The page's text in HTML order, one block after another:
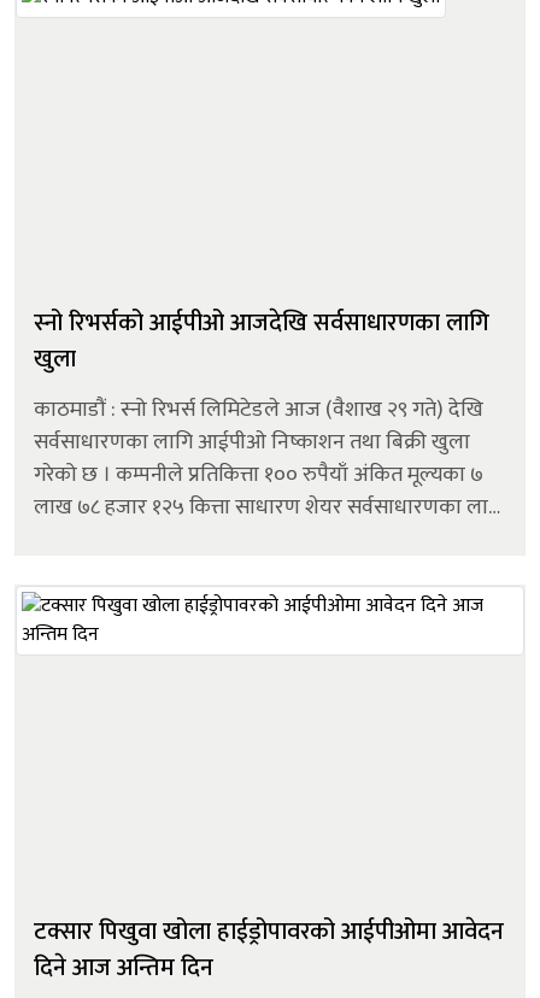
स्नो रिभर्सको आईपीओ आजदेखि सर्वसाधारणका लागि
खुला
काठमाडौं : स्नो रिभर्स लिमिटेडले आज (वैशाख २९ गते) देखि
सर्वसाधारणका लागि आईपीओ निष्काशन तथा बिक्री खुला
गरेको छ । कम्पनीले प्रतिकित्ता १०० रुपैयाँ अंकित मूल्यका ७
लाख ७८ हजार १२५ कित्ता साधारण शेयर सर्वसाधारणका लागि
टक्सार पिखुवा खोला हाईड्रोपावरको आईपीओमा आवेदन
दिने आज अन्तिम दिन